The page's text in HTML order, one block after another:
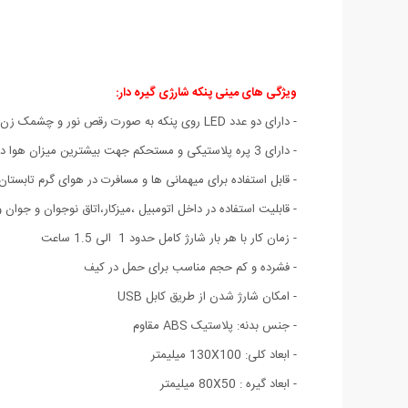
ویژگی های مینی پنکه شارژی گیره دار:
- دارای دو عدد LED روی پنکه به صورت رقص نور و چشمک زن رنگی
- دارای 3 پره پلاستیکی و مستحکم جهت بیشترین میزان هوا دهی
- قابل استفاده برای میهمانی ها و مسافرت در هوای گرم
- قابلیت استفاده در داخل اتومبیل ،میزکار،اتاق نوجوان و
- زمان کار با هر بار شارژ کامل حدود 1 الی 1.5 ساعت
- فشرده و کم حجم مناسب برای حمل در کیف
- امکان شارژ شدن از طریق کابل USB
- جنس بدنه: پلاستیک ABS مقاوم
- ابعاد کلی: 130X100 میلیمتر
- ابعاد گیره : 80X50 میلیمتر